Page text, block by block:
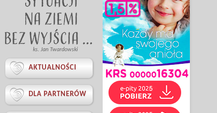
ks. Jan Twardowski
 AKTUALNOŚCI
 DLA PARTNERÓW